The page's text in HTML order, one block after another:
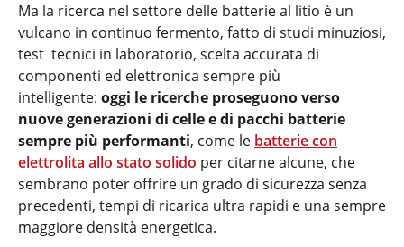
Ma la ricerca nel settore delle batterie al litio è un
vulcano in continuo fermento, fatto di studi minuziosi,
test tecnici in laboratorio, scelta accurata di
componenti ed elettronica sempre più
intelligente: oggi le ricerche proseguono verso
nuove generazioni di celle e di pacchi batterie
sempre più performanti, come le batterie con
elettrolita allo stato solido per citarne alcune, che
sembrano poter offrire un grado di sicurezza senza
precedenti, tempi di ricarica ultra rapidi e una sempre
maggiore densità energetica.